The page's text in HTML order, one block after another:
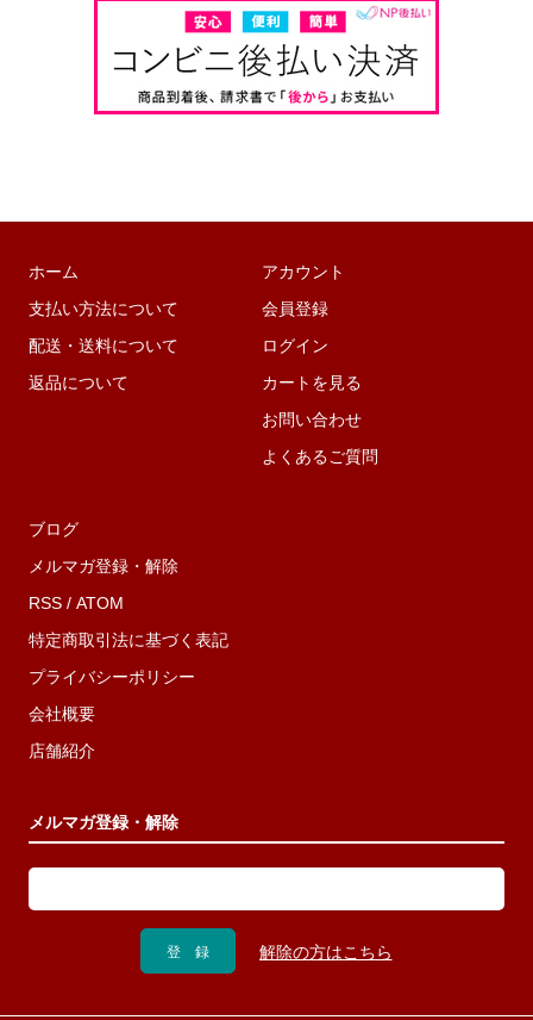
ホーム
支払い方法について
配送・送料について
返品について
アカウント
会員登録
ログイン
カートを見る
お問い合わせ
よくあるご質問
ブログ
メルマガ登録・解除
RSS /ATOM
特定商取引法に基づく表記
プライバシーポリシー
会社概要
店舗紹介
メルマガ登録・解除